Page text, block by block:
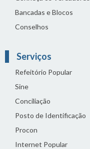
Bancadas e Blocos
Conselhos
Serviços
Refeitório Popular
Sine
Conciliação
Posto de Identificação
Procon
Internet Popular